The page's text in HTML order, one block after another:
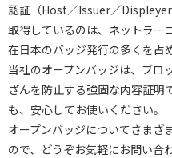
認証（Host／Issuer／
取得しているのは、ネットラー
在日本のバッジ発行の多くを占
当社のオープンバッジは、ブロ
ざんを防止する強固な内容証明
も、安心してお使いください。
オープンバッジについてさまざ
ので、どうぞお気軽にお問い合